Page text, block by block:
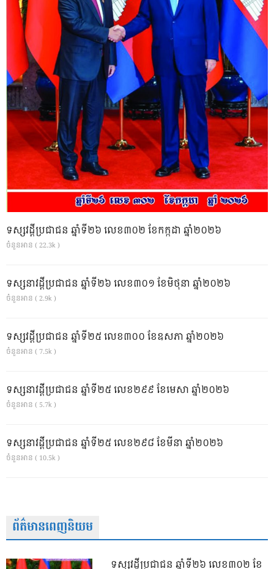
ទស្សវដ្តីប្រជាជន ឆ្នាំទី២៦ លេខ៣០២ ខែកក្កដា ឆ្នាំ២០២៦
ចំនួនអាន ( 22.3k )
ទស្សនាវដ្ដីប្រជាជន ឆ្នាំទី២៦ លេខ៣០១ ខែមិថុនា ឆ្នាំ២០២៦
ចំនួនអាន ( 2.9k )
ទស្សវដ្តីប្រជាជន ឆ្នាំទី២៥ លេខ៣០០ ខែឧសភា ឆ្នាំ២០២៦
ចំនួនអាន ( 7.5k )
ទស្សនាវដ្ដីប្រជាជន ឆ្នាំទី២៥ លេខ២៩៩ ខែមេសា ឆ្នាំ២០២៦
ចំនួនអាន ( 5.7k )
ទស្សនាវដ្ដីប្រជាជន ឆ្នាំទី២៥ លេខ២៩៨ ខែមីនា ឆ្នាំ២០២៦
ចំនួនអាន ( 10.5k )
ព័ត៌មានពេញនិយម
ទស្សវដ្តីប្រជាជន ឆ្នាំទី២៦ លេខ៣០២ ខែ